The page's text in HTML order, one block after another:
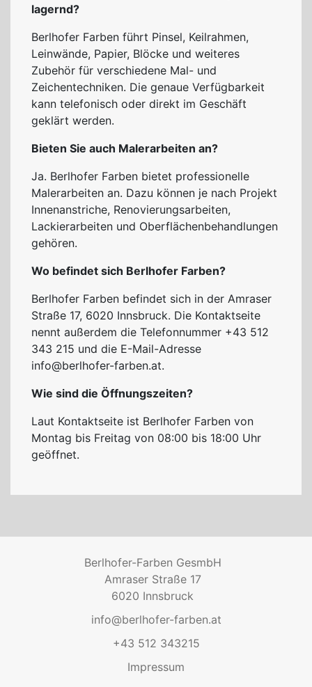
lagernd?
Berlhofer Farben führt Pinsel, Keilrahmen,
Leinwände, Papier, Blöcke und weiteres
Zubehör für verschiedene Mal- und
Zeichentechniken. Die genaue Verfügbarkeit
kann telefonisch oder direkt im Geschäft
geklärt werden.
Bieten Sie auch Malerarbeiten an?
Ja. Berlhofer Farben bietet professionelle
Malerarbeiten an. Dazu können je nach Projekt
Innenanstriche, Renovierungsarbeiten,
Lackierarbeiten und Oberflächenbehandlungen
gehören.
Wo befindet sich Berlhofer Farben?
Berlhofer Farben befindet sich in der Amraser
Straße 17, 6020 Innsbruck. Die Kontaktseite
nennt außerdem die Telefonnummer +43 512
343 215 und die E-Mail-Adresse
info@berlhofer-farben.at.
Wie sind die Öffnungszeiten?
Laut Kontaktseite ist Berlhofer Farben von
Montag bis Freitag von 08:00 bis 18:00 Uhr
geöffnet.
Berlhofer-Farben GesmbH
Amraser Straße 17
6020 Innsbruck
info@berlhofer-farben.at
+43 512 343215
Impressum